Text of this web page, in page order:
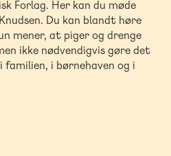
Forlag. Her kan du møde
Du kan blandt høre
mener, at piger og drenge
ikke nødvendigvis gøre det
i børnehaven og i